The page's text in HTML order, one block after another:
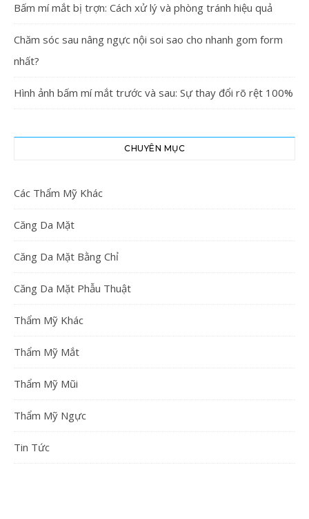
Bấm mí mắt bị trợn: Cách xử lý và phòng tránh hiệu quả
Chăm sóc sau nâng ngực nội soi sao cho nhanh gom form
nhất?
Hình ảnh bấm mí mắt trước và sau: Sự thay đổi rõ rệt 100%
CHUYÊN MỤC
Các Thẩm Mỹ Khác
Căng Da Mặt
Căng Da Mặt Bằng Chỉ
Căng Da Mặt Phẫu Thuật
Thẩm Mỹ Khác
Thẩm Mỹ Mắt
Thẩm Mỹ Mũi
Thẩm Mỹ Ngực
Tin Tức